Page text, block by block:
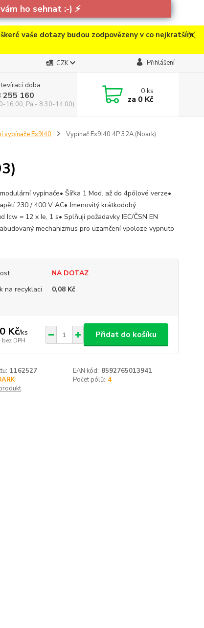
ho sehnat :-) ⚡
vaše dotazy budou zodpovězeny v co nejkratším
CZK Přihlášení
doba:
255 160
16:00, Pá - 8:30-14:00)
0ks
za 0 Kč
vypínače Ex9I40
Vypínač Ex9I40 4P 32A (Noark)
vypínače• Šířka 1 Mod. až do 4pólové verze•
230 / 400 V AC• Jmenovitý krátkodobý
Icw = 12 x Ie, 1 s• Splňují požadavky IEC/ČSN EN
mechanizmus pro uzamčení vpoloze vypnuto
NA DOTAZ
na recyklaci
0,08 Kč
Kč/ks
bez DPH
Přidat do košíku
1162527 EAN kód: 8592765013941
Počet pólů: 4